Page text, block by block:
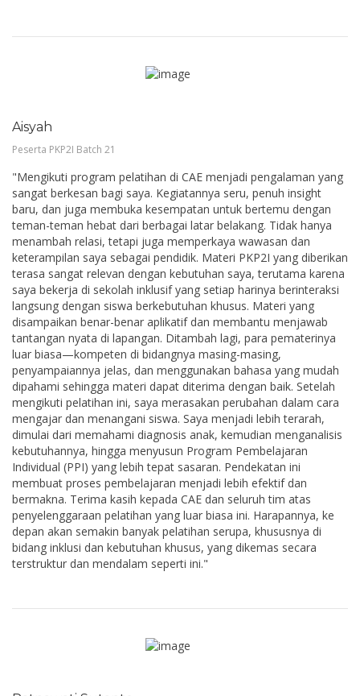
Aisyah
Peserta PKP2I Batch 21
"Mengikuti program pelatihan di CAE menjadi pengalaman yang
sangat berkesan bagi saya. Kegiatannya seru, penuh insight
baru, dan juga membuka kesempatan untuk bertemu dengan
teman-teman hebat dari berbagai latar belakang. Tidak hanya
menambah relasi, tetapi juga memperkaya wawasan dan
keterampilan saya sebagai pendidik. Materi PKP2I yang diberikan
terasa sangat relevan dengan kebutuhan saya, terutama karena
saya bekerja di sekolah inklusif yang setiap harinya berinteraksi
langsung dengan siswa berkebutuhan khusus. Materi yang
disampaikan benar-benar aplikatif dan membantu menjawab
tantangan nyata di lapangan. Ditambah lagi, para pematerinya
luar biasa—kompeten di bidangnya masing-masing,
penyampaiannya jelas, dan menggunakan bahasa yang mudah
dipahami sehingga materi dapat diterima dengan baik. Setelah
mengikuti pelatihan ini, saya merasakan perubahan dalam cara
mengajar dan menangani siswa. Saya menjadi lebih terarah,
dimulai dari memahami diagnosis anak, kemudian menganalisis
kebutuhannya, hingga menyusun Program Pembelajaran
Individual (PPI) yang lebih tepat sasaran. Pendekatan ini
membuat proses pembelajaran menjadi lebih efektif dan
bermakna. Terima kasih kepada CAE dan seluruh tim atas
penyelenggaraan pelatihan yang luar biasa ini. Harapannya, ke
depan akan semakin banyak pelatihan serupa, khususnya di
bidang inklusi dan kebutuhan khusus, yang dikemas secara
terstruktur dan mendalam seperti ini."